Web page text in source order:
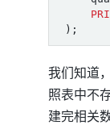
);
我们知道
照表中不
建完相关